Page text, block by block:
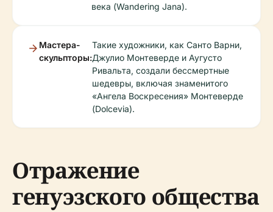
века (Wandering Jana).
Мастера-
скульпторы:
Такие художники, как Санто Варни,
Джулио Монтеверде и Аугусто
Ривальта, создали бессмертные
шедевры, включая знаменитого
«Ангела Воскресения» Монтеверде
(Dolcevia).
Отражение
генуэзского общества